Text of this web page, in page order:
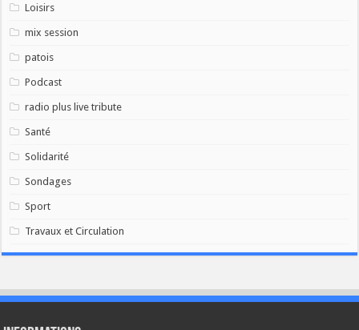
Loisirs
mix session
patois
Podcast
radio plus live tribute
Santé
Solidarité
Sondages
Sport
Travaux et Circulation